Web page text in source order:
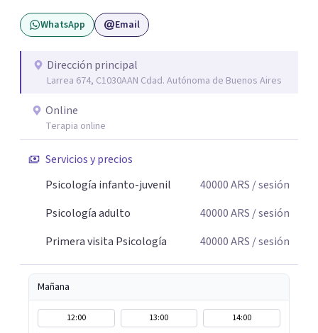
modos de malestar. La práctica analítica propone un
espacio de palabra donde cada sujeto pueda interrogar
construcción de una respuesta singular frente a su
malestar.
WhatsApp Email
Dirección principal
Larrea 674, C1030AAN Cdad. Autónoma de Buenos Aires
Online
Terapia online
Servicios y precios
Psicología infanto-juvenil
40000ARS / sesión
Psicología adulto
40000ARS / sesión
Primera visita Psicología
40000ARS / sesión
Mañana
12:00 13:00
14:00